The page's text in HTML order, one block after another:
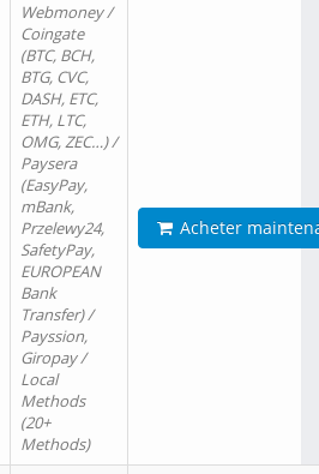
Webmoney /
Coingate
(BTC, BCH,
BTG, CVC,
DASH, ETC,
ETH, LTC,
OMG, ZEC…) /
Paysera
(EasyPay,
mBank,
Przelewy24,
SafetyPay,
EUROPEAN
Bank
Transfer) /
Payssion,
Giropay /
Local
Methods
(20+
Methods)
Acheter